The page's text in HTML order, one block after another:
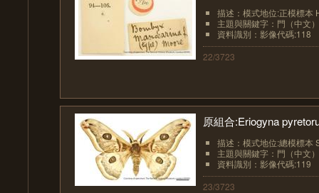
描述：模式地位:正模標本
主題與關鍵字：門（中文
資料識別：影像代碼:118
22/3723
原組合:Eriogyna
描述：模式地位:總模標本
主題與關鍵字：門（中文
資料識別：影像代碼:119
23/3723